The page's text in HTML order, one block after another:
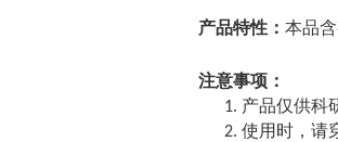
产品特性： 本品
注意事项：
1. 产品仅供科
2. 使用时，请